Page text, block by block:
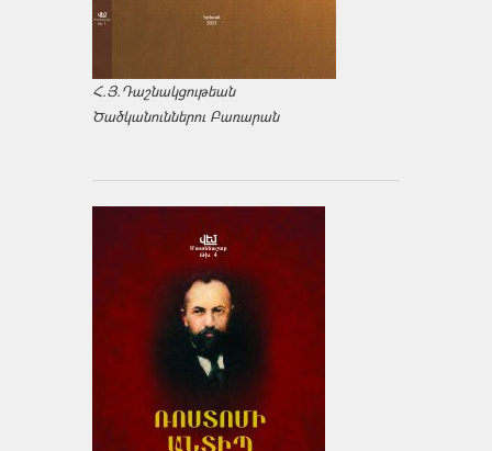
Հ.Յ.Դաշնակցութեան
Ծածկանուններու Բառարան